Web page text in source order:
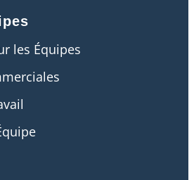
les Équipes